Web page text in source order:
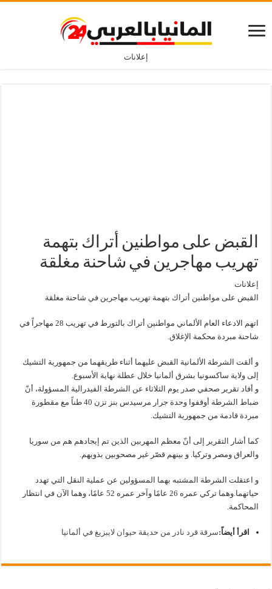
إعلانات
القبض على مواطنين أتراك بتهمة
تهريب مهاجرين في شاحنة مغلقة
إعلانات
القبض على مواطنين أتراك بتهمة تهريب مهاجرين في شاحنة مغلقة
اتهم الادعاء العام الألماني مواطنين أتراك بالتورط في تهريب 28 مهاجراً في
شاحنة مبردة محكمة الإغلاق.
و ألقت الشرطة الألمانية القبض عليهما أثناء طريقهما من جمهورية التشيك
إلى ولاية ساكسونيا بشرق ألمانيا خلال عطلة نهاية الأسبوع.
و أفاد تقرير صحفي صدر يوم الثلاثاء عن الشرطة الفيدرالية المسؤولة، أنّ
ضباط الشرطة أوقفوا وحدة جرار مرسيدس بنز تزن 40 طناً مع مقطورة
مبردة قادمة من جمهورية التشيك.
كما أشار التقرير إلى أنّ معظم المهربين الذين تم إيجادهم هم من سوريا
والعراق ومصر وتركيا. و بينهم قصّر غير مصحوبين بذويهم.
و اعتقلت الشرطة المشتبه بهما المسؤولين عن عملية النقل التي تهدد
حياتهما.وهما تركي عمره 26 عامًا وآخر عمره 52 عامًا، وهما الآن في انتظار
المحاكمة.
اقرأ أيضاً:سرقة قرد نادر من حديقة حيوان لايبزيغ في ألمانيا